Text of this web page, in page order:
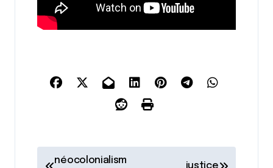
néocolonialism